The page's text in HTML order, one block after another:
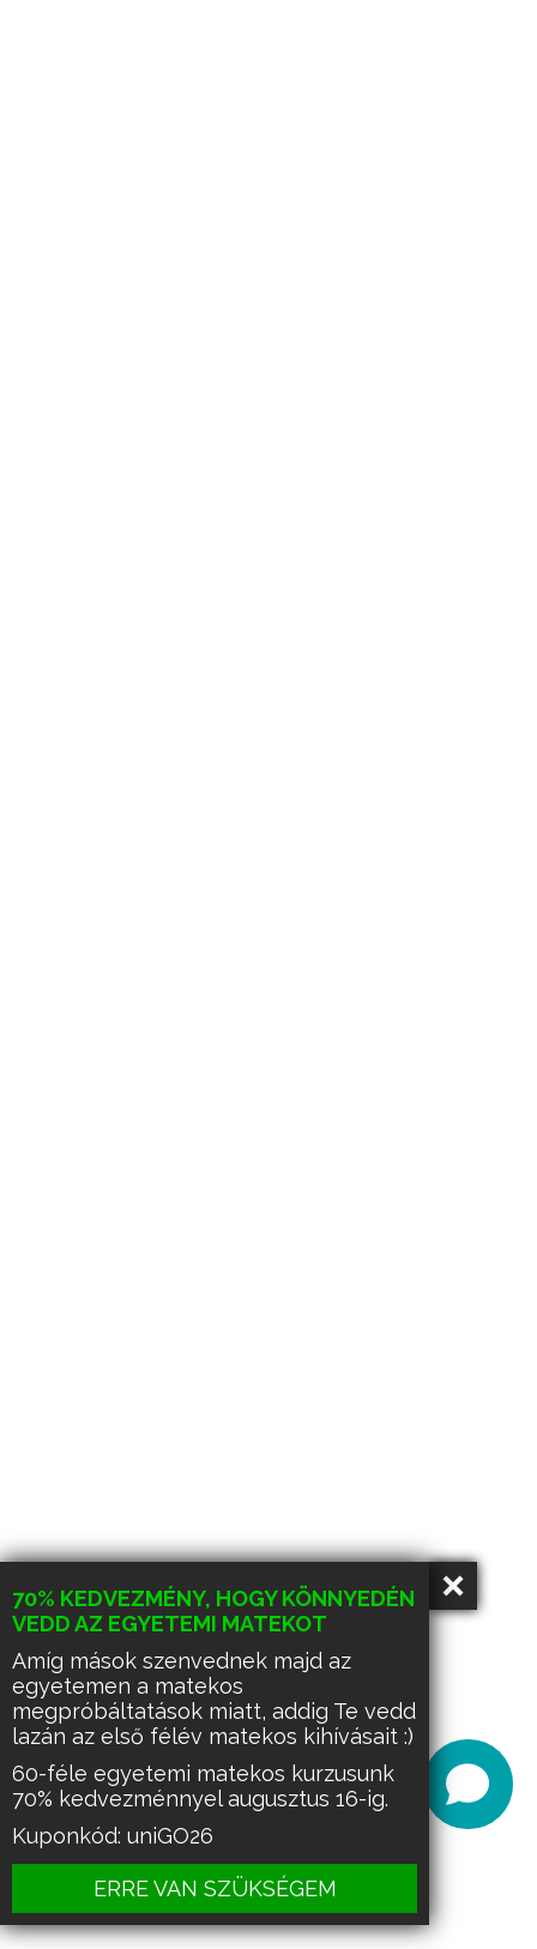
70% KEDVEZMÉNY, HOGY KÖNNYEDÉN
VEDD AZ EGYETEMI MATEKOT
Amíg mások szenvednek majd az
egyetemen a matekos
megpróbáltatások miatt, addig Te vedd
lazán az első félév matekos kihívásait :)
60-féle egyetemi matekos kurzusunk
70% kedvezménnyel augusztus 16-ig.
Kuponkód: uniGO26
ERRE VAN SZÜKSÉGEM